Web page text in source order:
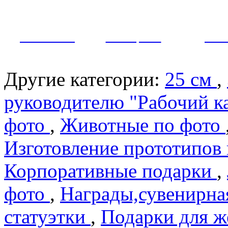
Другие категории: 25 см ,
руководителю "Рабочий
фото , Животные по фото
Изготовление
Корпоративные подарки ,
фото ,
статуэтки , Подарки для